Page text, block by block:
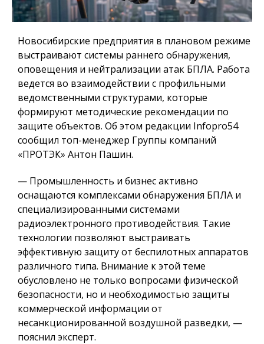
Новосибирские предприятия в плановом режиме
выстраивают системы раннего обнаружения,
оповещения и нейтрализации атак БПЛА. Работа
ведется во взаимодействии с профильными
ведомственными структурами, которые
формируют методические рекомендации по
защите объектов. Об этом редакции Infopro54
сообщил топ-менеджер Группы компаний
«ПРОТЭК» Антон Пашин.
— Промышленность и бизнес активно
оснащаются комплексами обнаружения БПЛА и
специализированными системами
радиоэлектронного противодействия. Такие
технологии позволяют выстраивать
эффективную защиту от беспилотных аппаратов
различного типа. Внимание к этой теме
обусловлено не только вопросами физической
безопасности, но и необходимостью защиты
коммерческой информации от
несанкционированной воздушной разведки, —
пояснил эксперт.